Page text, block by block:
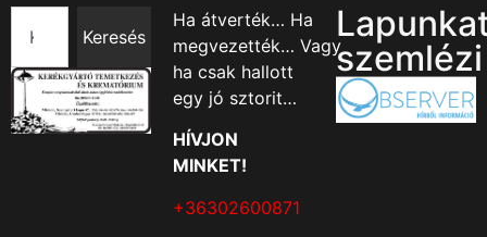
Keresés
Ha átverték… Ha
megvezették… Vagy
ha csak hallott
egy jó sztorit…
HÍVJON
MINKET!
+36302600871
szemlézi